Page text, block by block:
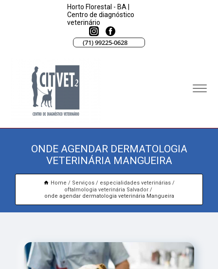
Horto Florestal - BA |
Centro de diagnóstico
veterinário
(71) 99225-0628
ONDE AGENDAR DERMATOLOGIA
VETERINÁRIA MANGUEIRA
Home Serviços
especialidades veterinárias
oftalmologia veterinária Salvador
onde agendar dermatologia veterinária Mangueira